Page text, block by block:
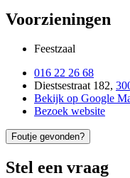
Voorzieningen
Feestzaal
016 22 26 68
Diestsestraat 182,
Bekijk op Google
Bezoek website
Foutje gevonden?
Stel een vraag